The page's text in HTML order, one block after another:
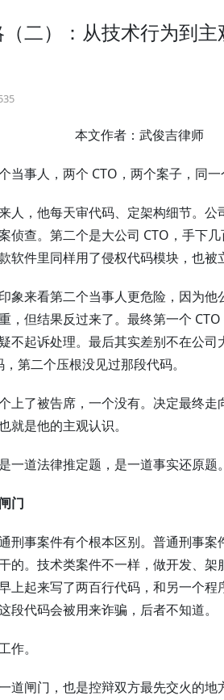
二）：从技术行为到
本文作者：武俊吉律师
当事人，两个 CTO，两个案子，同一
人，他每天审代码、定架构细节。
侦查。第二个是大公司 CTO，手下
软件里同样用了侵权代码模块，也被
象来看第二个当事人更危险，因为
，但结果反过来了。最终第一个
不起诉处理。最后其实差别不在公
第二个压根没见过那段代码。
上了被告席，一个没有。决定最终
就是他的主观认识。
一道法律推定题，是一道事实还原题。
门
刑事案件有个根本区别。普通刑事
的。技术类案件不一样，做开发、
上起来写了两百行代码，和另一个
段代码会被用来诈骗，后者不知道。
作。
道闸门，也是控辩双方最先交火的